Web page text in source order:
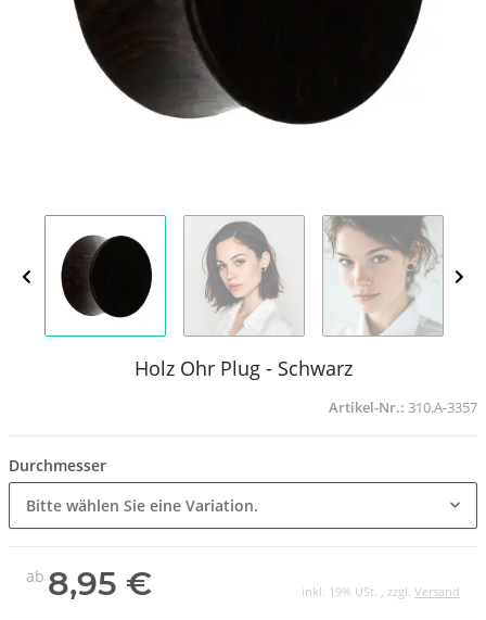
Holz Ohr Plug - Schwarz
Artikel-Nr.: 310.A-3357
Durchmesser
Bitte wählen Sie eine Variation.
ab 8,95 € inkl. 19% USt. , zzgl. Versand